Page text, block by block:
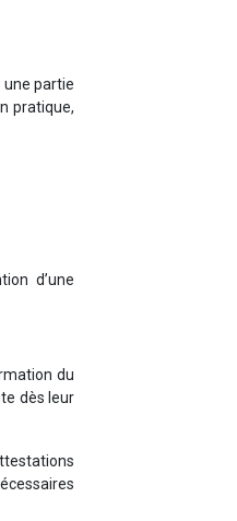
une partie
pratique,
d’une
du
dès leur